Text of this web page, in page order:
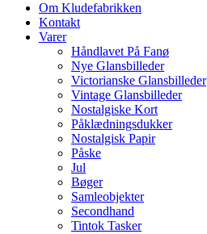
Om Kludefabrikken
Kontakt
Varer
Håndlavet På Fanø
Nye Glansbilleder
Victorianske Glansbilleder
Vintage Glansbilleder
Nostalgiske Kort
Påklædningsdukker
Nostalgisk Papir
Påske
Jul
Bøger
Samleobjekter
Secondhand
Tintok Tasker